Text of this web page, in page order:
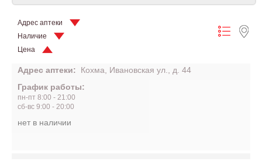
Адрес аптеки
Наличие
Цена
Адрес аптеки:
Кохма, Ивановская ул., д. 44
График работы:
пн-пт 8:00 - 21:00
сб-вс 9:00 - 20:00
нет в наличии